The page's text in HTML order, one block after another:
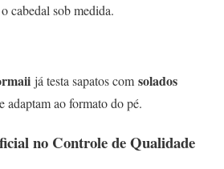
cabedal sob medida.
já testa sapatos com solados
adaptam ao formato do pé.
no Controle de Qualidade